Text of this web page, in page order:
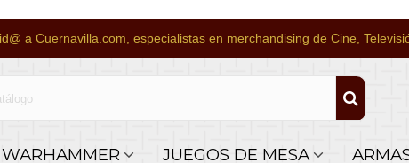
a Cuernavilla.com, especialistas en merchandising de Cine,
WARHAMMER JUEGOS DE MESA